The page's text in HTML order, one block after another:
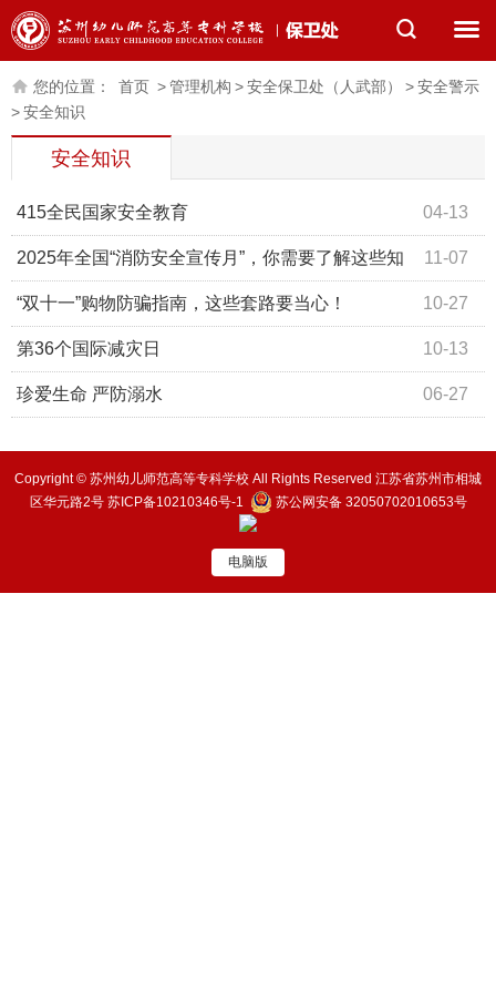
您的位置： 首页 >管理机构 >安全保卫处（人武部） >安全警示
>安全知识
安全知识
04-13
415全民国家安全教育
11-07
2025年全国“消防安全宣传月”，你需要了解这些知
识！ 10-27
“双十一”购物防骗指南，这些套路要当心！
10-13
第36个国际减灾日
06-27
珍爱生命 严防溺水
Copyright © 苏州幼儿师范高等专科学校 All Rights Reserved 江苏省苏州市相城
区华元路2号 苏ICP备10210346号-1 苏公网安备 32050702010653号
电脑版